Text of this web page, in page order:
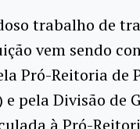
trabalho de
vem sendo
Pró-Reitoria de
pela Divisão de